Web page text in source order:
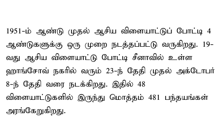
1951-ம் ஆண்டு முதல் ஆசிய விளையாட்டுப் போட்டி 4
ஆண்டுகளுக்கு ஒரு முறை நடத்தப்பட்டு வருகிறது. 19-
வது ஆசிய விளையாட்டு போட்டி சீனாவில் உள்ள
ஹாங்சோவ் நகரில் வரும் 23-ந் தேதி முதல் அக்டோபர்
8-ந் தேதி வரை நடக்கிறது. இதில் 48
விளையாட்டுகளில் இருந்து மொத்தம் 481 பந்தயங்கள்
அரங்கேறுகிறது.